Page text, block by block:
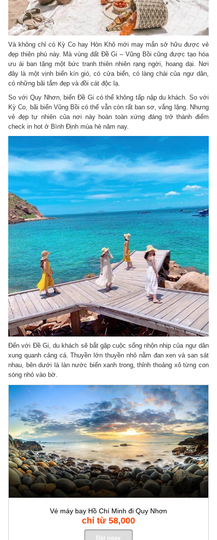
Và không chỉ có Kỳ Co hay Hòn Khô mới may mắn sở hữu được vẻ
đẹp thiên phú này. Mà vùng đất Đề Gi – Vũng Bồi cũng được tạo hóa
ưu ái ban tặng một bức tranh thiên nhiên rạng ngời, hoang dại. Nơi
đây là một vịnh biển kín gió, có cửa biển, có làng chài của ngư dân,
có những bãi tắm đẹp và đồi cát độc lạ.
So với Quy Nhơn, biển Đề Gi có thể không tấp nập du khách. So với
Kỳ Co, bãi biển Vũng Bồi có thể vẫn còn rất ban sơ, vắng lặng. Nhưng
vẻ đẹp tự nhiên của nơi này hoàn toàn xứng đáng trở thành điểm
check in hot ở Bình Định mùa hè năm nay.
Đến với Đề Gi, du khách sẽ bắt gặp cuộc sống nhộn nhịp của ngư dân
xung quanh cảng cá. Thuyền lớn thuyền nhỏ nằm đan xen và san sát
nhau, bên dưới là làn nước biển xanh trong, thỉnh thoảng xô từng con
sóng nhỏ vào bờ.
Vé máy bay Hồ Chí Minh đi Quy Nhơn
chỉ từ 58,000